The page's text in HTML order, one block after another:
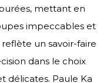
mettant en
impeccables et
un savoir-faire
dans le choix
délicates. Paule Ka